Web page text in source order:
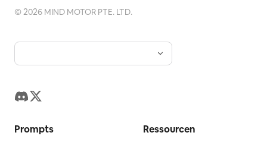
©2026 MIND MOTOR PTE. LTD.
Prompts Ressourcen